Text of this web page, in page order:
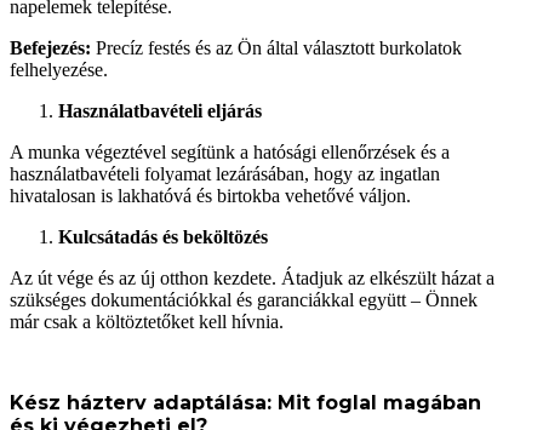
napelemek telepítése.
Befejezés: Precíz festés és az Ön által választott burkolatok
felhelyezése.
Használatbavételi eljárás
A munka végeztével segítünk a hatósági ellenőrzések és a
használatbavételi folyamat lezárásában, hogy az ingatlan
hivatalosan is lakhatóvá és birtokba vehetővé váljon.
Kulcsátadás és beköltözés
Az út vége és az új otthon kezdete. Átadjuk az elkészült házat a
szükséges dokumentációkkal és garanciákkal együtt – Önnek
már csak a költöztetőket kell hívnia.
Kész házterv adaptálása: Mit foglal magában
és ki végezheti el?